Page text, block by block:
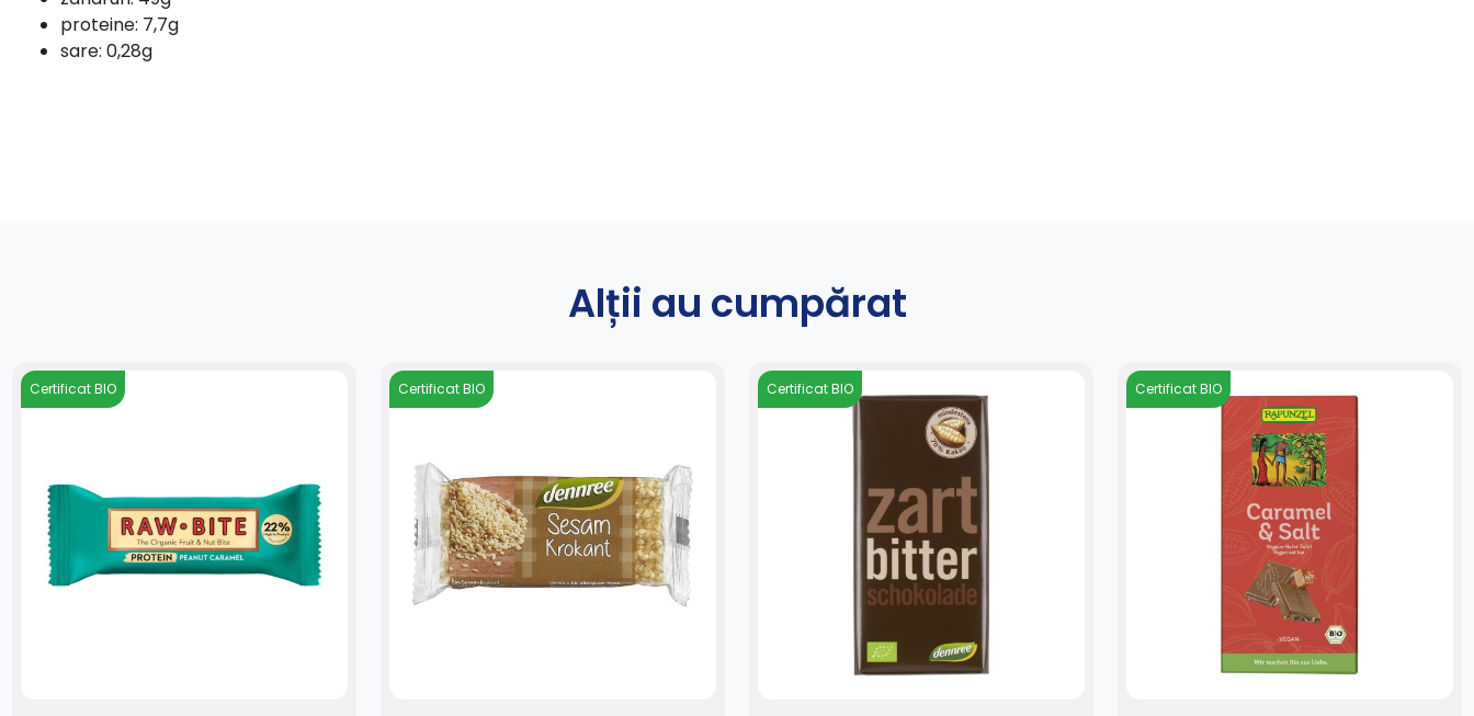
proteine: 7,7g
sare: 0,28g
Alții au cumpărat
Certificat BIO Certificat BIO Certificat BIO Certificat BIO